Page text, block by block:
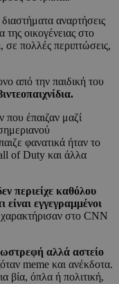
αναρτήσεις
της οικογένειας στο
πολλές περιπτώσεις,
από την παιδική του
έπαιζαν μαζί
φανατικά ήταν το
of Duty και άλλα
περιείχε καθόλου
είναι εγγεγραμμένοι
στο CNN
αλλά αστείο
meme και ανέκδοτα.
βία, όπλα ή πολιτική,